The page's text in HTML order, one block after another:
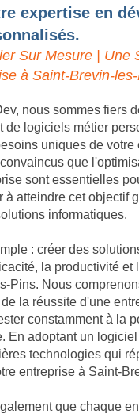
expertise en
Sur Mesure | Une
à Saint-Brevin-
nous sommes fiers
de logiciels métier
uniques de
que
sont essentielles
à atteindre cet objectif
informatiques.
: créer des
la productivité
Pins. Nous
la réussite d'une
constamment à la
En adoptant un
technologies qui
entreprise à Saint-
que chaque